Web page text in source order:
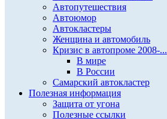
Автопутешествия
Автоюмор
Автокластеры
Женщина и автомобиль
Кризис в автопроме 2008-...
В мире
В России
Самарский автокластер
Полезная информация
Защита от угона
Полезные ссылки